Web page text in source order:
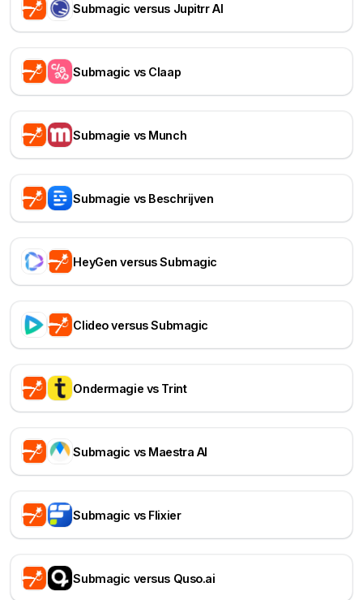
Submagic versus Jupitrr AI
Submagic vs Claap
Submagie vs Munch
Submagie vs Beschrijven
HeyGen versus Submagic
Clideo versus Submagic
Ondermagie vs Trint
Submagic vs Maestra AI
Submagic vs Flixier
Submagic versus Quso.ai